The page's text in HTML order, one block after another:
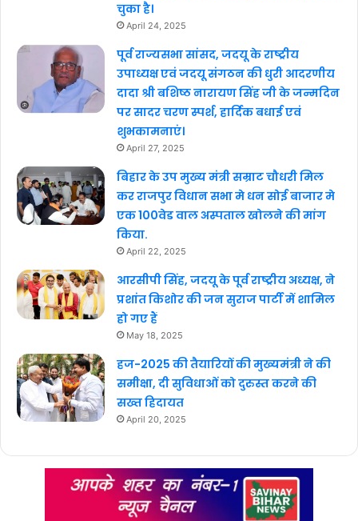
चुका है।
April 24, 2025
पूर्व राज्यसभा सांसद, जदयू के राष्ट्रीय
उपाध्यक्ष एवं जदयू संगठन की धुरी आदरणीय
दादा श्री बशिष्ठ नारायण सिंह जी के जन्मदिन
पर सादर चरण स्पर्श, हार्दिक बधाई एवं
शुभकामनाएं।
April 27, 2025
बिहार के उप मुख्य मंत्री सम्राट चौधरी मिल
कर राजपुर विधान सभा मे धन सोई बाजार मे
एक 100वेड वाल अस्पताल खोलने की मांग
किया.
April 22, 2025
आरसीपी सिंह, जदयू के पूर्व राष्ट्रीय अध्यक्ष, ने
प्रशांत किशोर की जन सुराज पार्टी में शामिल
हो गए हैं
May 18, 2025
हज-2025 की तैयारियों की मुख्यमंत्री ने की
समीक्षा, दी सुविधाओं को दुरुस्त करने की
सख्त हिदायत
April 20, 2025